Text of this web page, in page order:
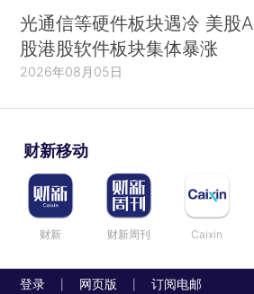
光通信等硬件板块遇冷 美股A
股港股软件板块集体暴涨
2026年08月05日
财新移动
财新 财新周刊 Caixin
登录 网页版 订阅电邮